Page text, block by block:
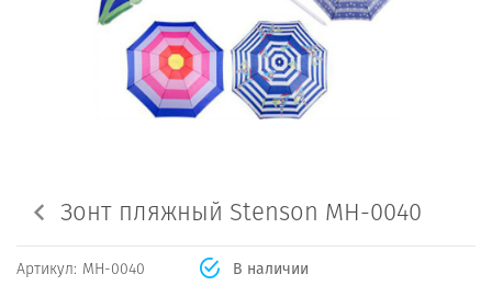
Зонт пляжный Stenson МН-0040
Артикул: МН-0040 В наличии